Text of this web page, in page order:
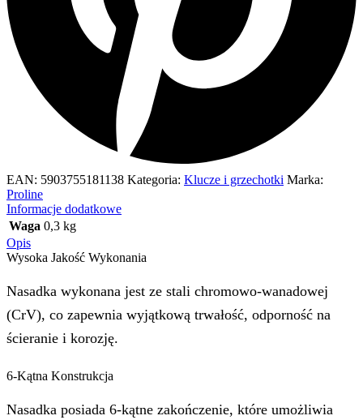
EAN: 5903755181138 Kategoria: Klucze i grzechotki Marka:
Proline
Informacje dodatkowe
Waga 0,3 kg
Opis
Wysoka Jakość Wykonania
Nasadka wykonana jest ze stali chromowo-wanadowej
(CrV), co zapewnia wyjątkową trwałość, odporność na
ścieranie i korozję.
6-Kątna Konstrukcja
Nasadka posiada 6-kątne zakończenie, które umożliwia